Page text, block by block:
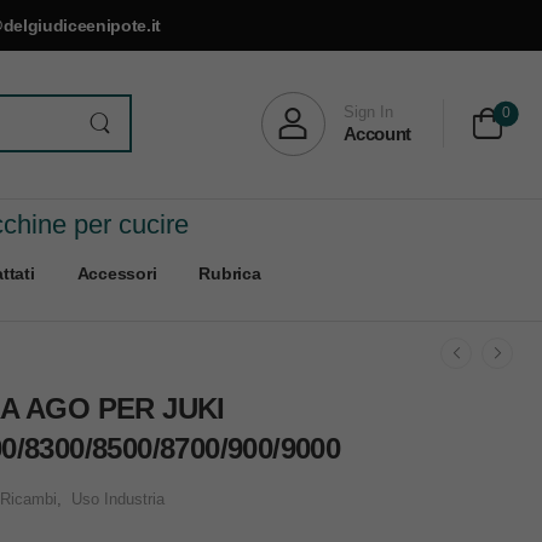
Sign In
Account
0
per cucire
Accessori Rubrica
AGO PER JUKI
8300/8500/8700/900/9000
Ricambi Uso Industria